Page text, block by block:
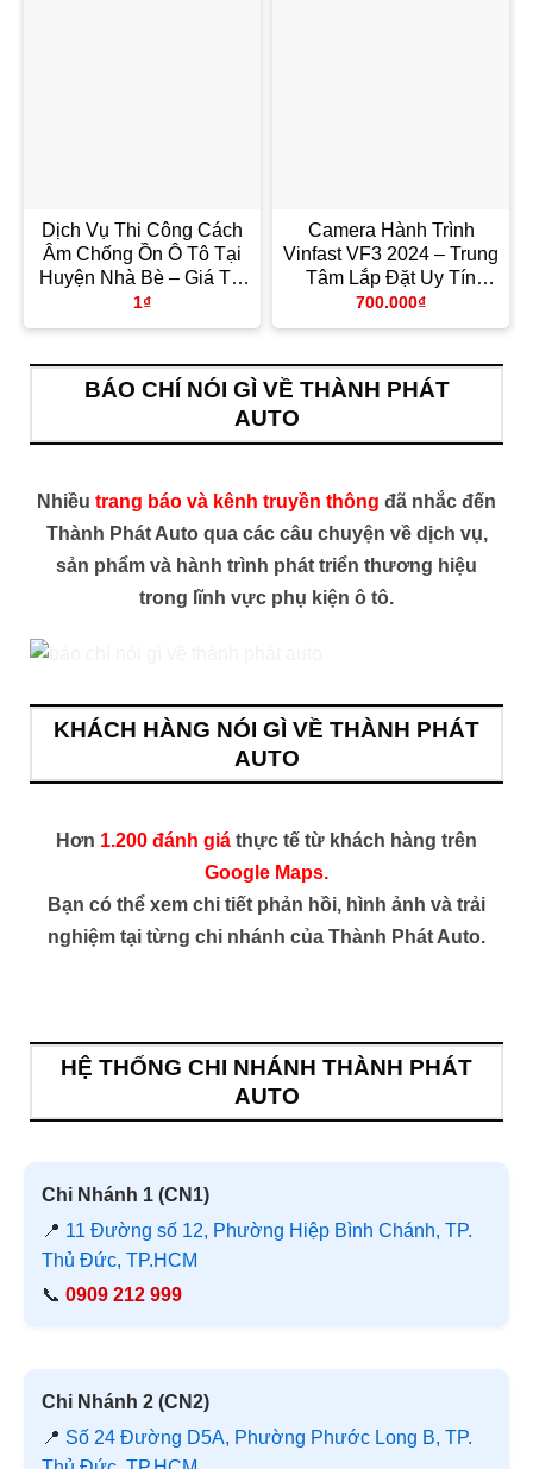
Dịch Vụ Thi Công Cách
Âm Chống Ồn Ô Tô Tại
Huyện Nhà Bè – Giá Tốt
TPHCM
1₫
Camera Hành Trình
Vinfast VF3 2024 – Trung
Tâm Lắp Đặt Uy Tín
TPHCM
700.000₫
BÁO CHÍ NÓI GÌ VỀ THÀNH PHÁT
AUTO
Nhiều trang báo và kênh truyền thông đã nhắc đến
Thành Phát Auto qua các câu chuyện về dịch vụ,
sản phẩm và hành trình phát triển thương hiệu
trong lĩnh vực phụ kiện ô tô.
KHÁCH HÀNG NÓI GÌ VỀ THÀNH PHÁT
AUTO
Hơn 1.200 đánh giá thực tế từ khách hàng trên
Google Maps.
Bạn có thể xem chi tiết phản hồi, hình ảnh và trải
nghiệm tại từng chi nhánh của Thành Phát Auto.
HỆ THỐNG CHI NHÁNH THÀNH PHÁT
AUTO
Chi Nhánh 1 (CN1)
📍 11 Đường số 12, Phường Hiệp Bình Chánh, TP.
Thủ Đức, TP.HCM
📞 0909 212 999
Chi Nhánh 2 (CN2)
📍 Số 24 Đường D5A, Phường Phước Long B, TP.